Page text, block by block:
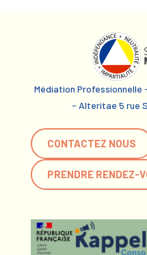
Médiation Professionnelle
- Alteritae 5 rue
CONTACTEZ NOUS
PRENDRE RENDEZ-